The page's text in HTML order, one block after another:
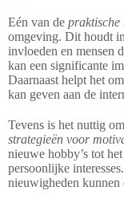
Eén van de praktische
omgeving. Dit houdt
invloeden en mensen
kan een significante
Daarnaast helpt het
kan geven aan de
Tevens is het nuttig
strategieën voor
nieuwe hobby’s tot
persoonlijke
nieuwigheden kunnen